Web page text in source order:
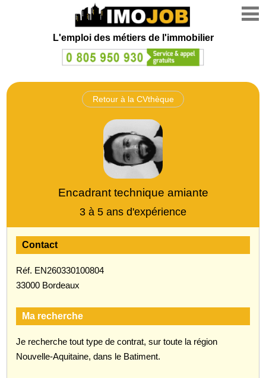
L'emploi des métiers de l'immobilier
Retour à la CVthèque
Encadrant technique amiante
3 à 5 ans d'expérience
Contact
Réf. EN260330100804
33000 Bordeaux
Ma recherche
Je recherche tout type de contrat, sur toute la région
Nouvelle-Aquitaine, dans le Batiment.